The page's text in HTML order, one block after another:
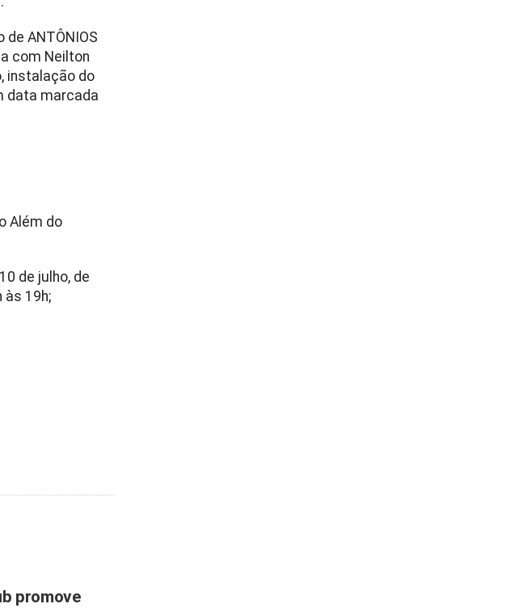
ANTÔNIOS
com Neilton
instalação do
data marcada
Além do
de julho, de
às 19h;
promove